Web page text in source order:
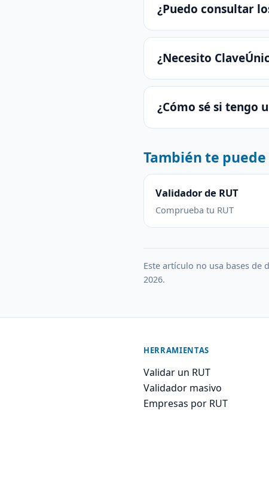
¿Puedo consultar
¿Necesito
¿Cómo sé si tengo
También te
Validador de RUT
Comprueba tu RUT
Este artículo no usa bases de
2026.
HERRAMIENTAS
Validar un RUT
Validador masivo
Empresas por RUT